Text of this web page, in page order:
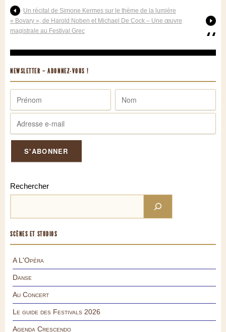
Un récital de Simone Kermes sur le thème de la lumière
« Bovary », de Harold Noben et Michael De Cock – Une œuvre
magistrale au Festival Grec
NEWSLETTER – ABONNEZ-VOUS !
Rechercher
SCÈNES ET STUDIOS
A L'Opéra
Danse
Au Concert
Le guide des Festivals 2026
Agenda Crescendo